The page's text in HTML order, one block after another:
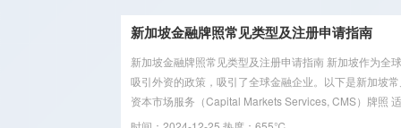
新加坡金融牌照常见类型及注册申请指南
新加坡金融牌照常见类型及注册申请指南 新加坡作为全
吸引外资的政策，吸引了全球金融企业。以下是新加坡
资本市场服务（Capital Markets Services, CMS）牌照